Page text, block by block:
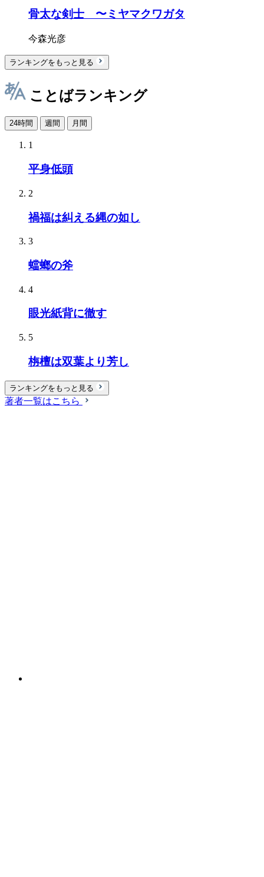
骨太な剣士 〜ミヤマクワガタ
今森光彦
ランキングをもっと見る
ことばランキング
24時間 週間 月間
1
平身低頭
2
禍福は糾える縄の如し
3
蟷螂の斧
4
眼光紙背に徹す
5
栴檀は双葉より芳し
ランキングをもっと見る
著者一覧はこちら